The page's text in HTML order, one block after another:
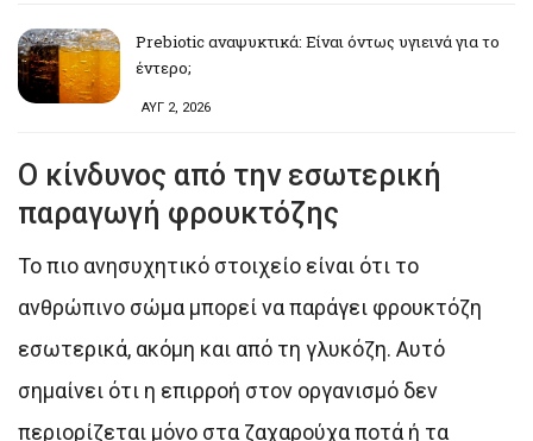
Prebiotic αναψυκτικά: Είναι όντως υγιεινά για το
έντερο;
ΑΥΓ 2, 2026
Ο κίνδυνος από την εσωτερική
παραγωγή φρουκτόζης
Το πιο ανησυχητικό στοιχείο είναι ότι το
ανθρώπινο σώμα μπορεί να παράγει φρουκτόζη
εσωτερικά, ακόμη και από τη γλυκόζη. Αυτό
σημαίνει ότι η επιρροή στον οργανισμό δεν
περιορίζεται μόνο στα ζαχαρούχα ποτά ή τα